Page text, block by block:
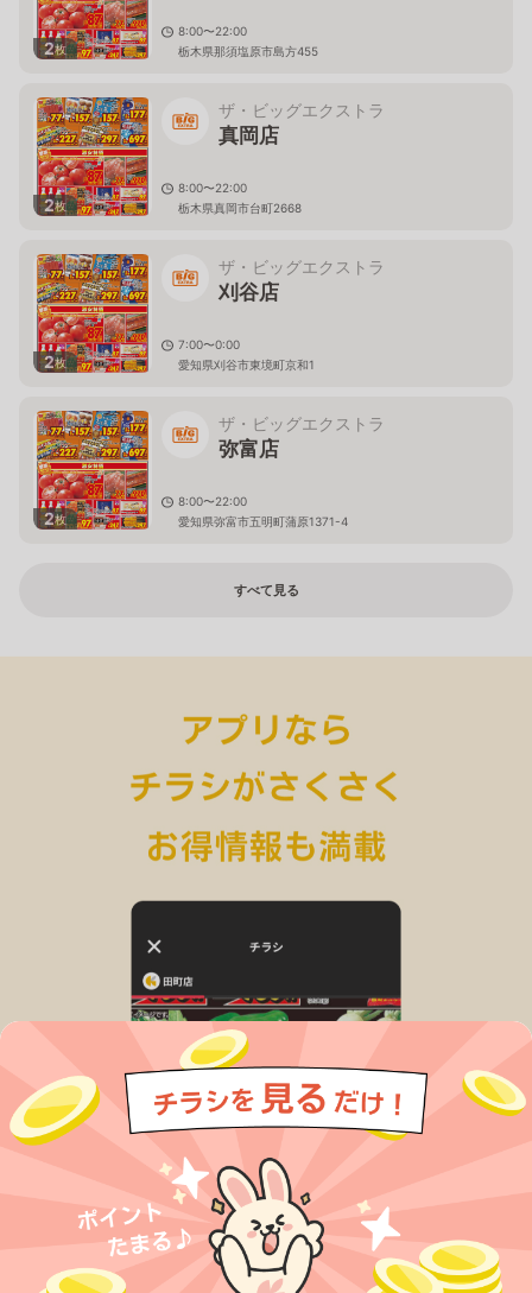
2枚
8:00〜22:00
栃木県那須塩原市島方455
2枚
ザ・ビッグエクストラ
真岡店
8:00〜22:00
栃木県真岡市台町2668
2枚
ザ・ビッグエクストラ
刈谷店
7:00〜0:00
愛知県刈谷市東境町京和1
2枚
ザ・ビッグエクストラ
弥富店
8:00〜22:00
愛知県弥富市五明町蒲原1371-4
すべて見る